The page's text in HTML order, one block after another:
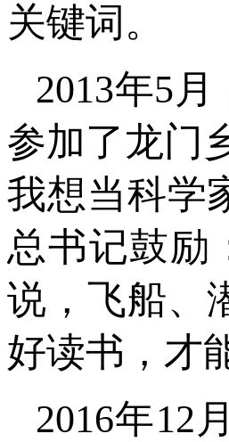
关键词。
2013年5
参加了龙门
我想当科学
总书记鼓励
说，飞船、
好读书，才
2016年12